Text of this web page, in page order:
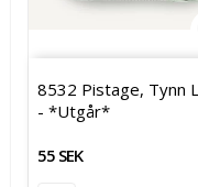
8532 Pistage, Tynn
- *Utgår*
55 SEK